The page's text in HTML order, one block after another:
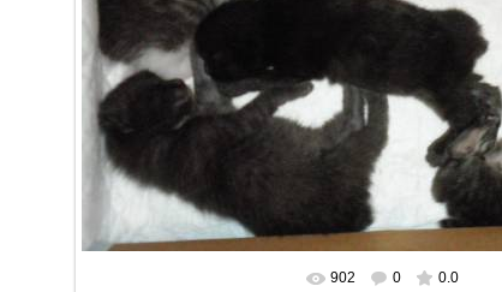
В реальном размере 1024x768
902 0 0.0